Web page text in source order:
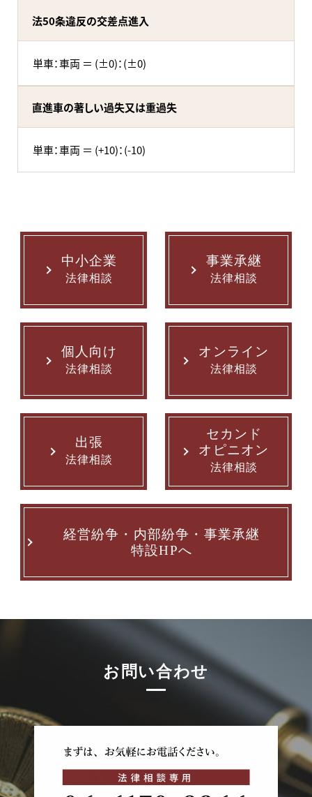
法50条違反の交差点進入
単車：車両 ＝ (±0)：(±0)
直進車の著しい過失又は重過失
単車：車両 ＝ (+10)：(-10)
中小企業
法律相談
事業承継
法律相談
個人向け
法律相談
オンライン
法律相談
出張
法律相談
セカンド
オピニオン
法律相談
経営紛争・内部紛争・事業承継
特設HPへ
お問い合わせ